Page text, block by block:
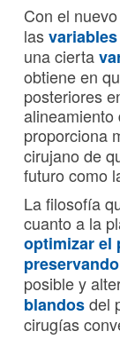
Con el
lasvariables
una cierta
obtiene en
posteriores
alineamiento
proporciona
cirujano de
futuro como
La filosofía
cuanto a la
optimizar el
preservando
posible y
blandosdel
cirugías